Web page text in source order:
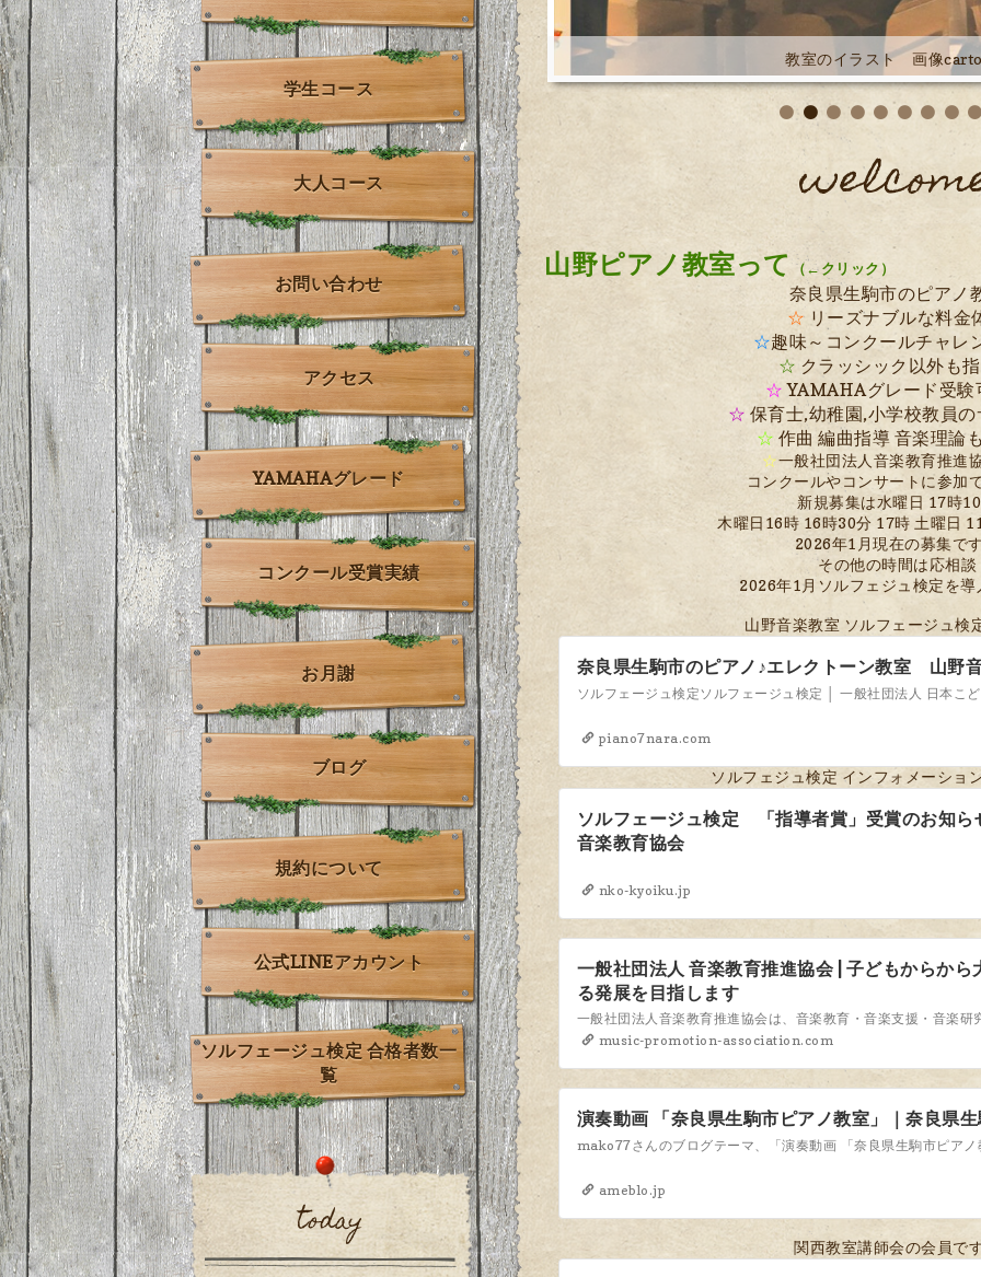
教室のイラスト 画像
山野ピアノ教室って （←クリック）
奈良県生駒市のピアノ
☆ リーズナブルな料金
☆趣味～コンクールチャレ
☆ クラッシック以外も
☆ YAMAHAグレード受験
☆ 保育士,幼稚園,小学校教員
☆ 作曲 編曲指導 音楽理論
☆一般社団法人音楽教育推進
コンクールやコンサートに参加
新規募集は水曜日 17時
木曜日16時 16時30分 17時 土曜日
2026年1月現在の募集で
その他の時間は応相談
2026年1月ソルフェジュ検定を導
山野音楽教室 ソルフェージュ検
奈良県生駒市のピアノ♪エレクトーン教室 山野
piano7nara.com
ソルフェジュ検定 インフォメーショ
ソルフェージュ検定 「指導者賞」受賞のお知ら
音楽教育協会
nko-kyoiku.jp
一般社団法人 音楽教育推進協会 | 子どもからか
る発展を目指します
music-promotion-association.com
演奏動画 「奈良県生駒市ピアノ教室」｜奈良県
mako77さんのブログテーマ、「演奏動画 「奈良県生駒市ピア
ameblo.jp
関西教室講師会の会員で
学生コース
大人コース
お問い合わせ
アクセス
YAMAHAグレード
コンクール受賞実績
お月謝
ブログ
規約について
公式LINEアカウント
ソルフェージュ検定 合格者数一
覧
today